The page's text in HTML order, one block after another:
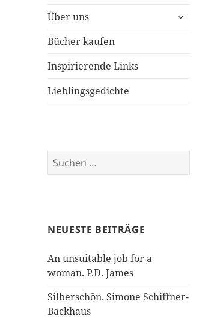
Über uns
untermenü
Bücher kaufen
Inspirierende Links
Lieblingsgedichte
Suchen
nach:
NEUESTE BEITRÄGE
An unsuitable job for a
woman. P.D. James
Silberschön. Simone Schiffner-
Backhaus